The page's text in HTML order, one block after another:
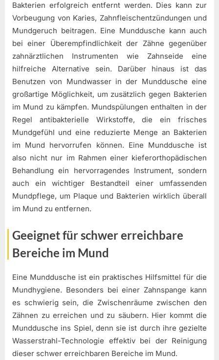
Bakterien erfolgreich entfernt werden. Dies kann zur
Vorbeugung von Karies, Zahnfleischentzündungen und
Mundgeruch beitragen. Eine Munddusche kann auch
bei einer Überempfindlichkeit der Zähne gegenüber
zahnärztlichen Instrumenten wie Zahnseide eine
hilfreiche Alternative sein. Darüber hinaus ist das
Benutzen von Mundwasser in der Munddusche eine
großartige Möglichkeit, um zusätzlich gegen Bakterien
im Mund zu kämpfen. Mundspülungen enthalten in der
Regel antibakterielle Wirkstoffe, die ein frisches
Mundgefühl und eine reduzierte Menge an Bakterien
im Mund hervorrufen können. Eine Munddusche ist
also nicht nur im Rahmen einer kieferorthopädischen
Behandlung ein hervorragendes Instrument, sondern
auch ein wichtiger Bestandteil einer umfassenden
Mundpflege, um Plaque und Bakterien wirklich überall
im Mund zu entfernen.
Geeignet für schwer erreichbare
Bereiche im Mund
Eine Munddusche ist ein praktisches Hilfsmittel für die
Mundhygiene. Besonders bei einer Zahnspange kann
es schwierig sein, die Zwischenräume zwischen den
Zähnen zu erreichen und zu säubern. Hier kommt die
Munddusche ins Spiel, denn sie ist durch ihre gezielte
Wasserstrahl-Technologie effektiv bei der Reinigung
dieser schwer erreichbaren Bereiche im Mund.